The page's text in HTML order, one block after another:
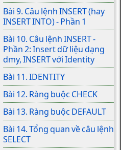
Bài 9. Câu lệnh INSERT (hay
INSERT INTO) - Phần 1
Bài 10. Câu lệnh INSERT -
Phần 2: Insert dữ liệu dạng
dmy, INSERT với Identity
Bài 11. IDENTITY
Bài 12. Ràng buộc CHECK
Bài 13. Ràng buộc DEFAULT
Bài 14. Tổng quan về câu lệnh
SELECT